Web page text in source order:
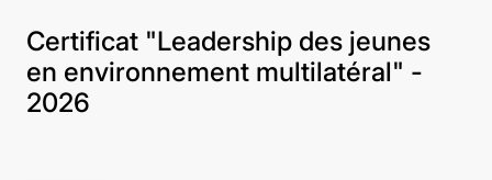
Certificat "Leadership des jeunes
en environnement multilatéral" -
2026